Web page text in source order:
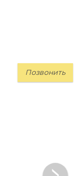
Позвонить